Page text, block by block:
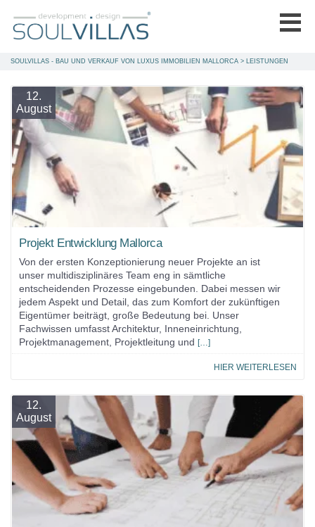
SOULVILLAS - BAU UND VERKAUF VON LUXUS IMMOBILIEN MALLORCA > LEISTUNGEN
12.
August
Projekt Entwicklung Mallorca
Von der ersten Konzeptionierung neuer Projekte an ist
unser multidisziplinäres Team eng in sämtliche
entscheidenden Prozesse eingebunden. Dabei messen wir
jedem Aspekt und Detail, das zum Komfort der zukünftigen
Eigentümer beiträgt, große Bedeutung bei. Unser
Fachwissen umfasst Architektur, Inneneinrichtung,
Projektmanagement, Projektleitung und […]
HIER WEITERLESEN
12.
August